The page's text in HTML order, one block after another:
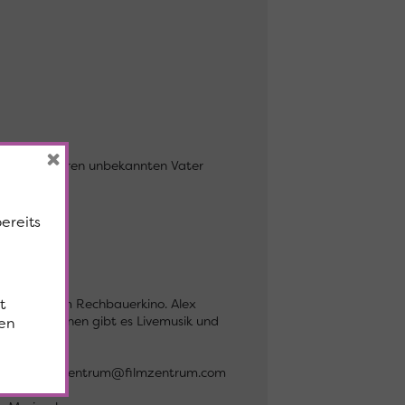
Tochter ihren unbekannten Vater
im Rechbauerkino. Alex
Terminen gibt es Livemusik und
an filmzentrum@filmzentrum.com
×